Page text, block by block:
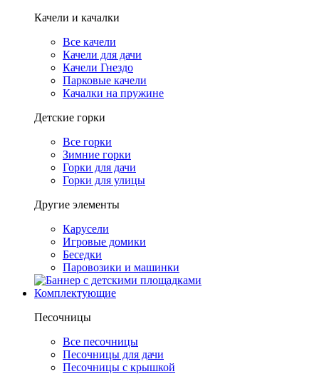
Качели и качалки
Все качели
Качели для дачи
Качели Гнездо
Парковые качели
Качалки на пружине
Детские горки
Все горки
Зимние горки
Горки для дачи
Горки для улицы
Другие элементы
Карусели
Игровые домики
Беседки
Паровозики и машинки
Комплектующие
Песочницы
Все песочницы
Песочницы для дачи
Песочницы с крышкой